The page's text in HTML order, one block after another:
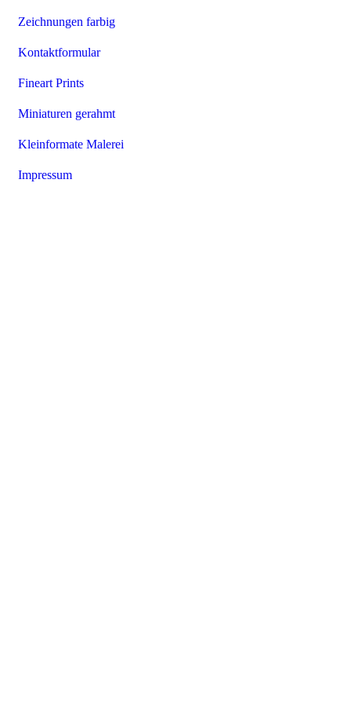
Zeichnungen farbig
Kontaktformular
Fineart Prints
Miniaturen gerahmt
Kleinformate Malerei
Impressum